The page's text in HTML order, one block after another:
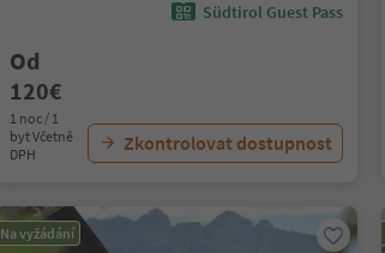
Südtirol Guest Pass
Od
120€
1 noc / 1
byt Včetně
DPH
Zkontrolovat dostupnost
Na vyžádání